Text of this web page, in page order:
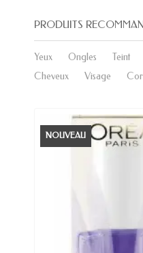
PRODUITS
Yeux Ongles Teint
Cheveux
Visage
NOUVEAU